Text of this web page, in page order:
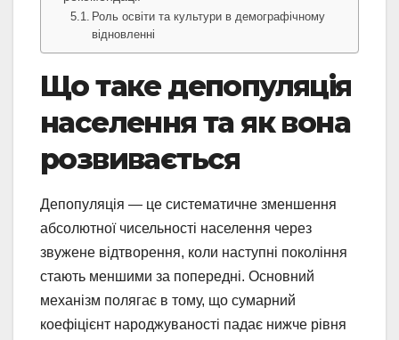
Роль освіти та культури в демографічному
відновленні
Що таке депопуляція
населення та як вона
розвивається
Депопуляція — це систематичне зменшення
абсолютної чисельності населення через
звужене відтворення, коли наступні покоління
стають меншими за попередні. Основний
механізм полягає в тому, що сумарний
коефіцієнт народжуваності падає нижче рівня